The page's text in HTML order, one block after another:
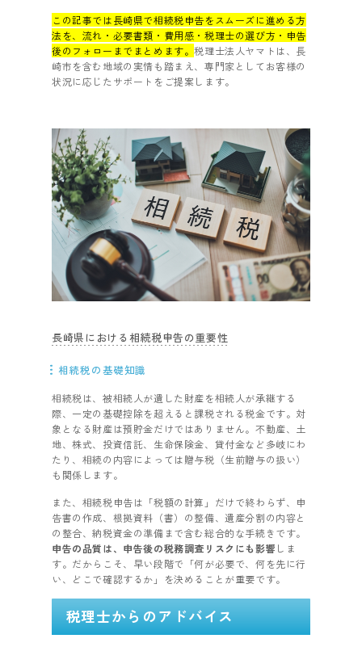
この記事では長崎県で相続税申告をスムーズに進める方
法を、流れ・必要書類・費用感・税理士の選び方・申告
後のフォローまでまとめます。税理士法人ヤマトは、長
崎市を含む地域の実情も踏まえ、専門家としてお客様の
状況に応じたサポートをご提案します。
長崎県における相続税申告の重要性
相続税の基礎知識
相続税は、被相続人が遺した財産を相続人が承継する
際、一定の基礎控除を超えると課税される税金です。対
象となる財産は預貯金だけではありません。不動産、土
地、株式、投資信託、生命保険金、貸付金など多岐にわ
たり、相続の内容によっては贈与税（生前贈与の扱い）
も関係します。
また、相続税申告は「税額の計算」だけで終わらず、申
告書の作成、根拠資料（書）の整備、遺産分割の内容と
の整合、納税資金の準備まで含む総合的な手続きです。
申告の品質は、申告後の税務調査リスクにも影響 しま
す。だからこそ、早い段階で「何が必要で、何を先に行
い、どこで確認するか」を決めることが重要です。
税理士からのアドバイス